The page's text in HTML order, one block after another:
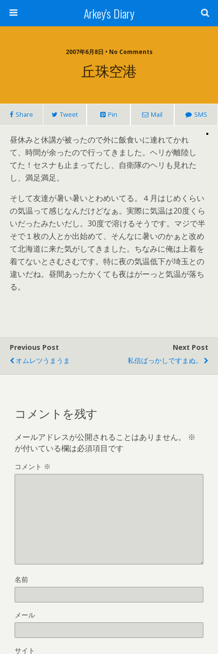
Arkey's Diary
2007年6月8日 • No Comments
丘珠空港
Share Tweet Pin Mail SMS
昼休みと休講が被ったので外に飯食いに連れてかれ
て、時間が余ったので行ってきました。ヘリが離陸し
てた！セスナも止まってたし、自衛隊のヘリも見れた
し、満足満足。
そして友達が暑い暑いとわめいてる。４月はじめくらい
の気温って感じなんだけどなぁ。実際に気温は20度くら
いだったみたいだし。30度で溶けるそうです。マジで半
そで１枚の人とか出始めて、そんなに暑いのかぁと改め
て北海道に来た気がしてきました。ちなみに俺は上着を
着てないとさむさむです。特に夜の気温低下が埼玉との
違いだね。昼間あったかくても夜はがーっと気温が落ち
る。
Previous Post
オムレツうまうま
Next Post
私信ばっかしですまぬ。
コメントを残す
メールアドレスが公開されることはありません。
※
が付いている欄は必須項目です
コメント ※
名前
メール
サイト